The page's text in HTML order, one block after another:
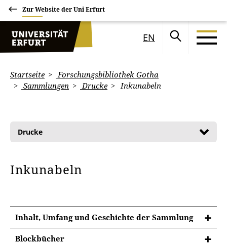
Zur Website der Uni Erfurt
EN
Startseite
Forschungsbibliothek Gotha
Sammlungen
Drucke Inkunabeln
Drucke
Inkunabeln
Inhalt, Umfang und Geschichte der Sammlung
Blockbücher